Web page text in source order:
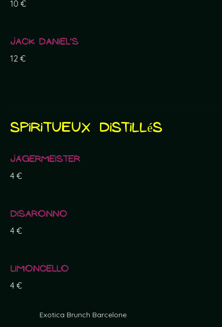
10 €
Jack Daniel's
12 €
Spiritueux distillés
Jägermeister
4 €
Disaronno
4 €
Limoncello
4 €
Exotica Brunch Barcelone